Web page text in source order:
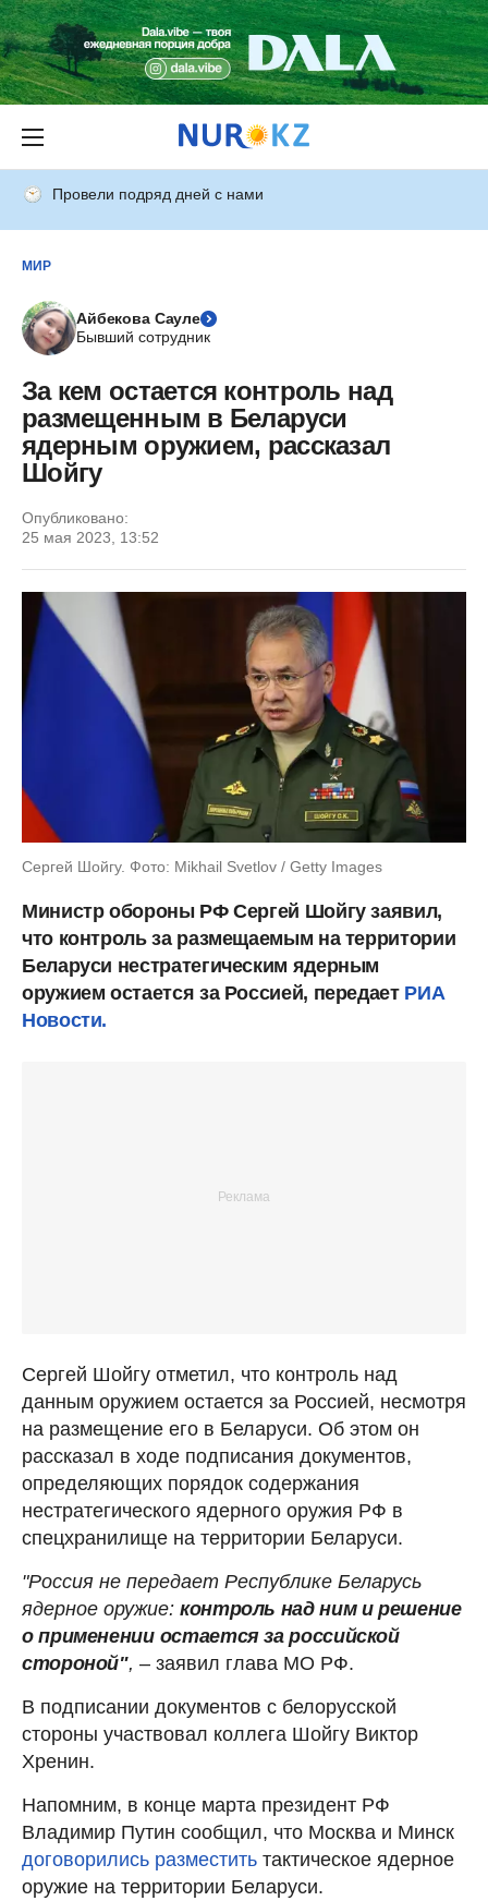
Провели подряд дней с нами
МИР
Айбекова Сауле
Бывший сотрудник
За кем остается контроль над
размещенным в Беларуси
ядерным оружием, рассказал
Шойгу
Опубликовано:
25 мая 2023, 13:52
Сергей Шойгу. Фото: Mikhail Svetlov / Getty Images
Министр обороны РФ Сергей Шойгу заявил,
что контроль за размещаемым на территории
Беларуси нестратегическим ядерным
оружием остается за Россией, передаетРИА
Новости.
Сергей Шойгу отметил, что контроль над
данным оружием остается за Россией, несмотря
на размещение его в Беларуси. Об этом он
рассказал в ходе подписания документов,
определяющих порядок содержания
нестратегического ядерного оружия РФ в
спецхранилище на территории Беларуси.
"Россия не передает Республике Беларусь
ядерное оружие: контроль над ним и решение
о применении остается за российской
стороной", – заявил глава МО РФ.
В подписании документов с белорусской
стороны участвовал коллега Шойгу Виктор
Хренин.
Напомним, в конце марта президент РФ
Владимир Путин сообщил, что Москва и Минск
договорились разместить тактическое ядерное
оружие на территории Беларуси.